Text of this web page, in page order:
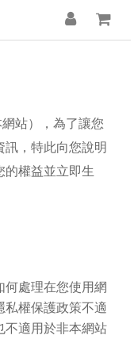
網站），為了讓您
，特此向您說明
的權益並立即生
處理在您使用網
權保護政策不適
不適用於非本網站